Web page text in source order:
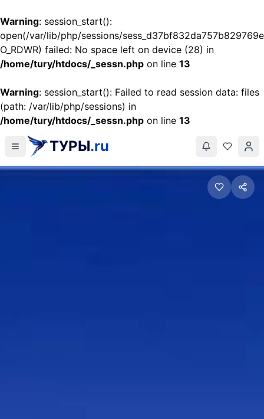
Warning: session_start():
open(/var/lib/php/sessions/
O_RDWR) failed: No space left on device (28) in
/home/tury/htdocs/_sessn.php on line 13
Warning: session_start(): Failed to read session data: files
(path: /var/lib/php/sessions) in
/home/tury/htdocs/_sessn.php on line 13
ТУРЫ.ru